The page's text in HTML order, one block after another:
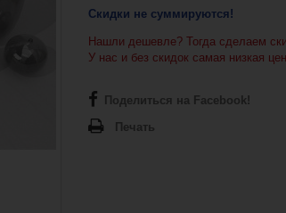
Скидки не суммируются!
Нашли дешевле? Тогда сделаем
У нас и без скидок самая низкая
Поделиться на Facebook!
Печать